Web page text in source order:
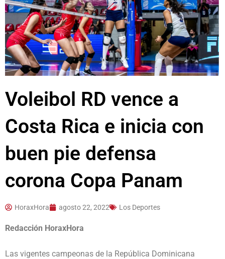
Voleibol RD vence a
Costa Rica e inicia con
buen pie defensa
corona Copa Panam
HoraxHora agosto 22, 2022 Los Deportes
Redacción HoraxHora
Las vigentes campeonas de la República Dominicana